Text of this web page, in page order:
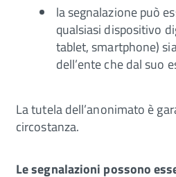
la segnalazione può
qualsiasi dispositivo
tablet, smartphone)
dell’ente che dal suo
La tutela dell’anonimato è
circostanza.
Le segnalazioni possono